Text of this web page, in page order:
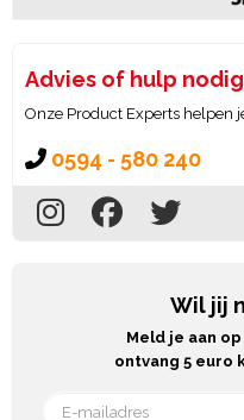
Advies of hulp
Onze Product Experts helpen
0594 - 580 240
Wil jij
Meld je aan
ontvang 5 euro